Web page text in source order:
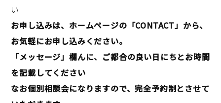
い
お申し込みは、ホームページの「CONTACT」から、
お気軽にお申し込みください。
「メッセージ」欄んに、ご都合の良い日にちとお時間
を記載してください
なお個別相談会になりますので、完全予約制とさせて